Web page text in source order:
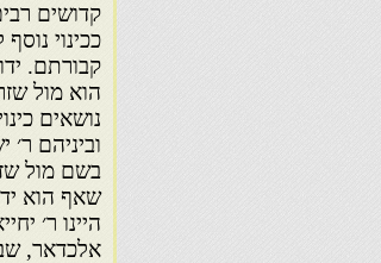
קדושים
ככינוי
קבורתם.
הוא מול
נושאים
וביניהם
בשם מול
שאף הוא
היינו ר׳
אלכדאר,